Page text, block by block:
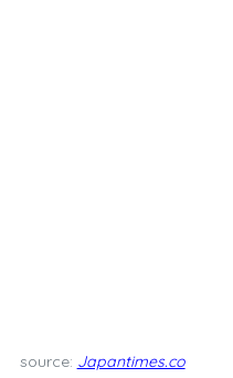
source: Japantimes.co